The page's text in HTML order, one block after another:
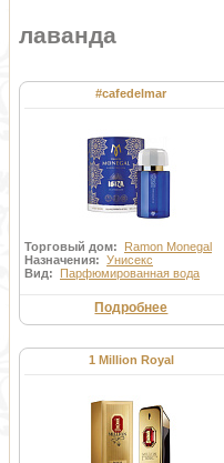
лаванда
#cafedelmar
Торговый дом: Ramon Monegal
Назначения: Унисекс
Вид: Парфюмированная вода
Подробнее
1 Million Royal